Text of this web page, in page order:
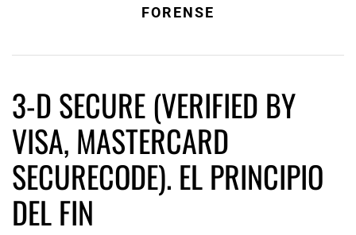
FORENSE
3-D SECURE (VERIFIED BY
VISA, MASTERCARD
SECURECODE). EL PRINCIPIO
DEL FIN